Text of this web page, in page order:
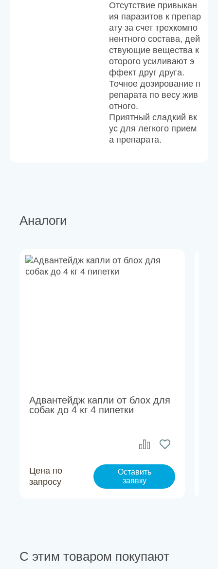
Отсутствие привыкан
ия паразитов к препар
ату за счет трехкомпо
нентного состава, дей
ствующие вещества к
оторого усиливают э
ффект друг друга.
Точное дозирование п
репарата по весу жив
отного.
Приятный сладкий вк
ус для легкого прием
а препарата.
Аналоги
Адвантейдж капли от блох для
собак до 4 кг 4 пипетки
Цена по
запросу
Оставить
заявку
С этим товаром покупают